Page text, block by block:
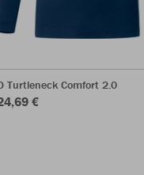
Turtleneck Comfort 2.0
€